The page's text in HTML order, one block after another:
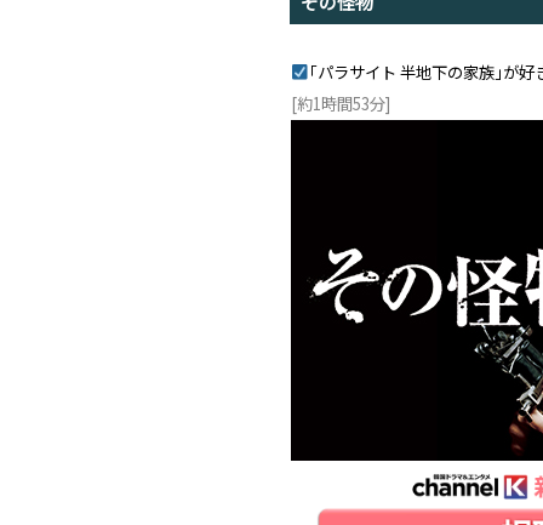
｢パラサイト 半地下の家族｣が好
[約1時間53分]